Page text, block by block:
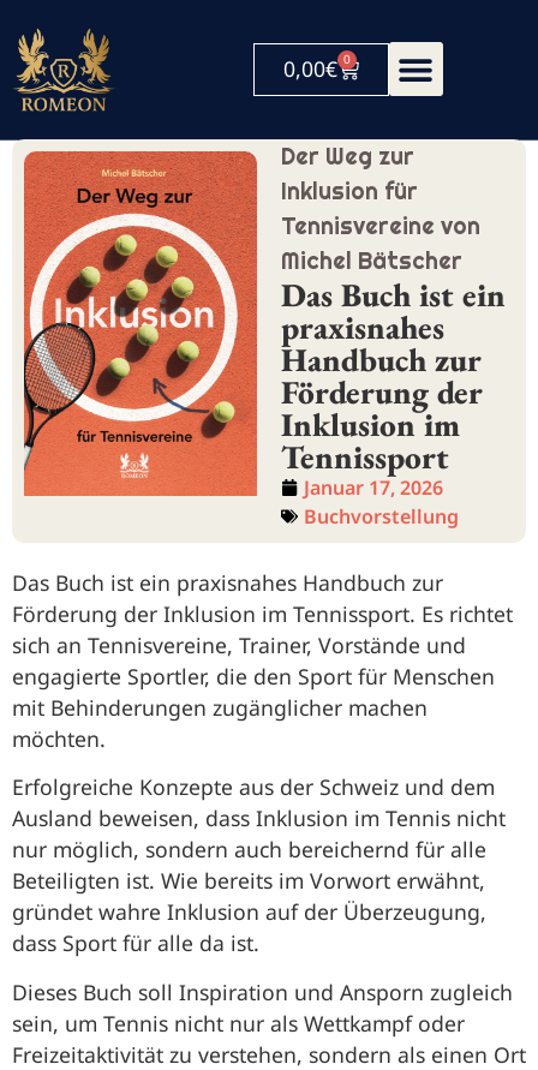
0,00€ 0
Der Weg zur
Inklusion für
Tennisvereine von
Michel Bätscher
Das Buch ist ein
praxisnahes
Handbuch zur
Förderung der
Inklusion im
Tennissport
Januar 17, 2026
Buchvorstellung
Das Buch ist ein praxisnahes Handbuch zur
Förderung der Inklusion im Tennissport. Es richtet
sich an Tennisvereine, Trainer, Vorstände und
engagierte Sportler, die den Sport für Menschen
mit Behinderungen zugänglicher machen
möchten.
Erfolgreiche Konzepte aus der Schweiz und dem
Ausland beweisen, dass Inklusion im Tennis nicht
nur möglich, sondern auch bereichernd für alle
Beteiligten ist. Wie bereits im Vorwort erwähnt,
gründet wahre Inklusion auf der Überzeugung,
dass Sport für alle da ist.
Dieses Buch soll Inspiration und Ansporn zugleich
sein, um Tennis nicht nur als Wettkampf oder
Freizeitaktivität zu verstehen, sondern als einen Ort